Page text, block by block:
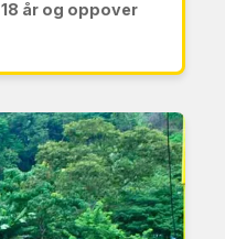
18 år og oppover